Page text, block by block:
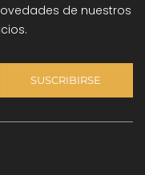
de nuestros
SUSCRIBIRSE